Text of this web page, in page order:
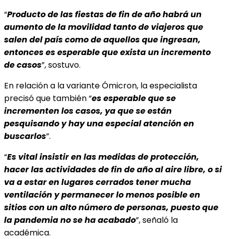
“Producto de las fiestas de fin de año habrá un
aumento de la movilidad tanto de viajeros que
salen del país como de aquellos que ingresan,
entonces es esperable que exista un incremento
de casos”, sostuvo.
En relación a la variante Ómicron, la especialista
precisó que también “es esperable que se
incrementen los casos, ya que se están
pesquisando y hay una especial atención en
buscarlos”.
“Es vital insistir en las medidas de protección,
hacer las actividades de fin de año al aire libre, o si
va a estar en lugares cerrados tener mucha
ventilación y permanecer lo menos posible en
sitios con un alto número de personas, puesto que
la pandemia no se ha acabado”, señaló la
académica.